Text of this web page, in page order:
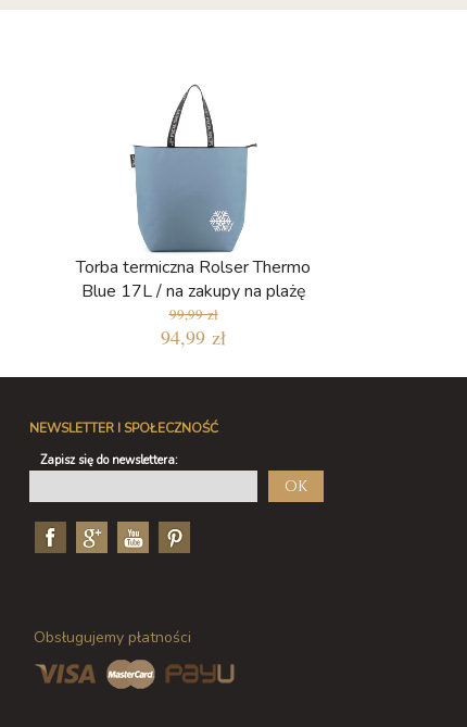
Torba termiczna Rolser Thermo
Blue 17L / na zakupy na plażę
99,99 zł
94,99 zł
NEWSLETTER I SPOŁECZNOŚĆ
Zapisz się do newslettera:
OK
Obsługujemy płatności